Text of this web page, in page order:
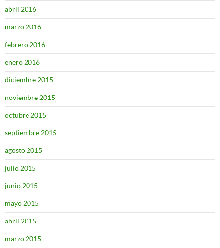
abril 2016
marzo 2016
febrero 2016
enero 2016
diciembre 2015
noviembre 2015
octubre 2015
septiembre 2015
agosto 2015
julio 2015
junio 2015
mayo 2015
abril 2015
marzo 2015